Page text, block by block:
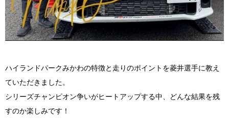
ハイランドパークみかわの特徴と走りのポイントを菱井選手に教え
ていただきました。
シリーズチャンピオン争いがヒートアップする中、どんな結果を残
すのか楽しみです！